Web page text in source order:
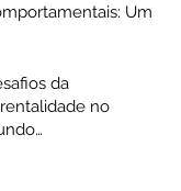
Uma
da
no